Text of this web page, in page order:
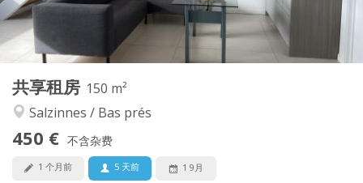
共享租房 150 m²
Salzinnes / Bas prés
450 € 不含杂费
1 个月前 5 天前 1 9月
浴室:
厨房:
面积:
2
私人房间:
1